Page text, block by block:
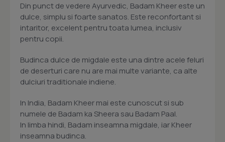
Din punct de vedere Ayurvedic, Badam Kheer este un
dulce, simplu si foarte sanatos. Este reconfortant si
intaritor, excelent pentru toata lumea, inclusiv
pentru copii.
Budinca dulce de migdale este una dintre acele feluri
de deserturi care nu are mai multe variante, ca alte
dulciuri traditionale indiene.
In India, Badam Kheer mai este cunoscut si sub
numele de Badam ka Sheera sau Badam Paal.
In limba hindi, Badam inseamna migdale, iar Kheer
inseamna budinca.